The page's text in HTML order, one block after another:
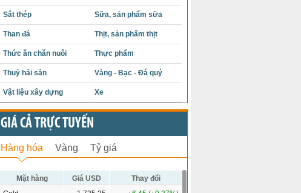
Sắt thép Sữa, sản phẩm sữa
Than đá Thịt, sản phẩm thịt
Thức ăn chăn nuôi Thực phẩm
Thuỷ hải sản Vàng - Bạc - Đá quý
Vật liệu xây dựng Xe
GIÁ CẢ TRỰC TUYẾN
Hàng hóa Vàng Tỷ giá
Mặt hàng Giá USD
Thay đổi